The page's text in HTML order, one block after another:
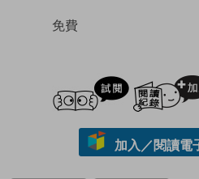
免費
試閲
加入／閱讀電